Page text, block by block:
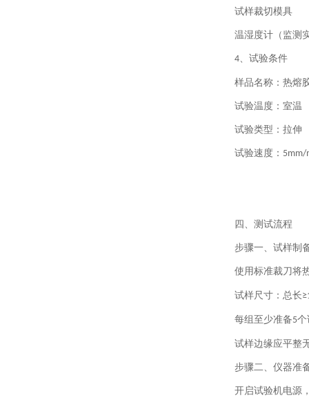
试样裁切模具
温湿度计（监测
4、试验条件
样品名称：热熔
试验温度：室温
试验类型：拉伸
试验速度： 5mm/
四、测试流程
步骤一、 试样制
使用标准裁刀将
试样尺寸：总长
每组至少准备5个
试样边缘应平整
步骤二、 仪器准
开启试验机电源